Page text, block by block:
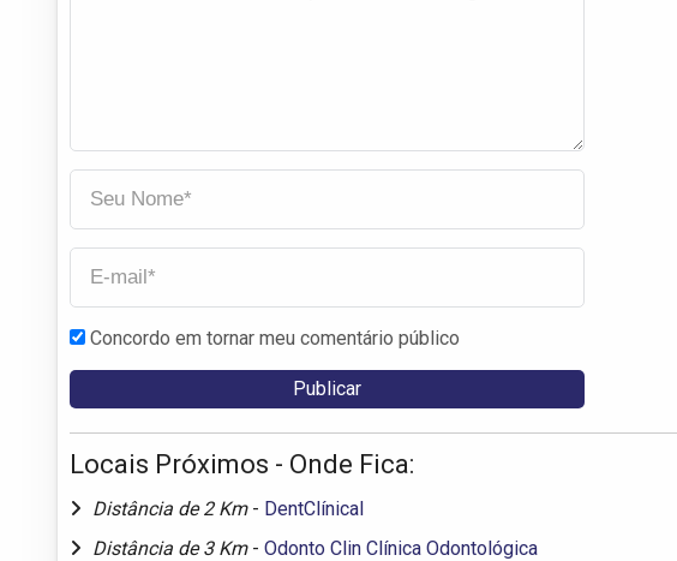
Concordo em tornar meu comentário público
Locais Próximos - Onde Fica:
Distância de 2 Km - DentClínical
Distância de 3 Km - Odonto Clin Clínica Odontológica